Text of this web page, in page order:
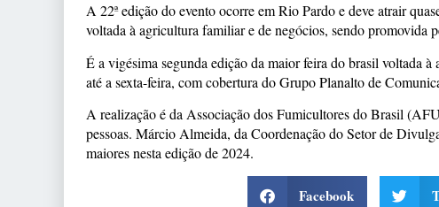
A 22ª edição do evento ocorre em Rio Pardo e deve atrair
voltada à agricultura familiar e de negócios, sendo
É a vigésima segunda edição da maior feira do brasil voltada
até a sexta-feira, com cobertura do Grupo Planalto de
A realização é da Associação dos Fumicultores do Brasil
pessoas. Márcio Almeida, da Coordenação do Setor de
maiores nesta edição de 2024.
Facebook